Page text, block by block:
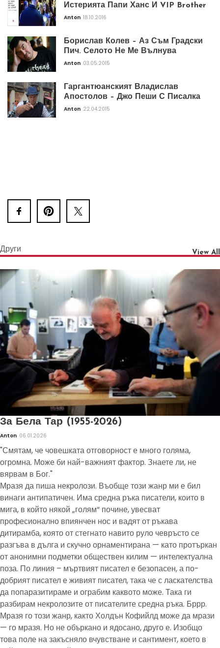
Истерията Папи Ханс И VIP Brother
Anton 18.10.2016
Борислав Колев – Аз Съм Градски
Пич. Селото Не Ме Вълнува
Anton 03.05.2015
Гаргантюанският Владислав
Апостолов – Джо Пеши С Писалка
Anton 22.04.2015
Други View All
За Бела Тар (1955-2026)
Anton 06.01.2026
"Смятам, че човешката отговорност е много голяма,
огромна. Може би най-важният фактор. Знаете ли, не
вярвам в Бог."
Мразя да пиша некролози. Въобще този жанр ми е бил
винаги антипатичен. Има средна ръка писатели, които в
мига, в който някой „голям“ почине, увесват
професионално впиянчен нос и вадят от ръкава
дитирамба, която от стегнато навито руло чевръсто се
разгъва в дълга и скучно орнаментирана — като протъркан
от анонимни подметки обществен килим — интелектуална
поза. По линия – мъртвият писател е безопасен, а по-
добрият писател е живият писател, така че с ласкателства
да попаразитираме и ограбим каквото може. Така ги
разбирам некролозите от писателите средна ръка. Бррр.
Мразя го този жанр, както Холдън Кофийлд може да мрази
— го мразя. Но не объркано и ядосано, друго е. Изобщо
това поле на закъсняло вчувстване и сантимент, което в